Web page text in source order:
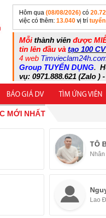
Hôm qua (08/08/2026) có
việc có thêm: 13.040 vị trí
Mỗithành viên được
tin lên đầu và tạo 100
4 web
Group TUYỂN DỤNG.
vụ: 0971.888.621 (Zalo )
BÁO GIÁ DV TÌM ỨNG VIÊN
MỚI NHẤT
TÔ
Lao